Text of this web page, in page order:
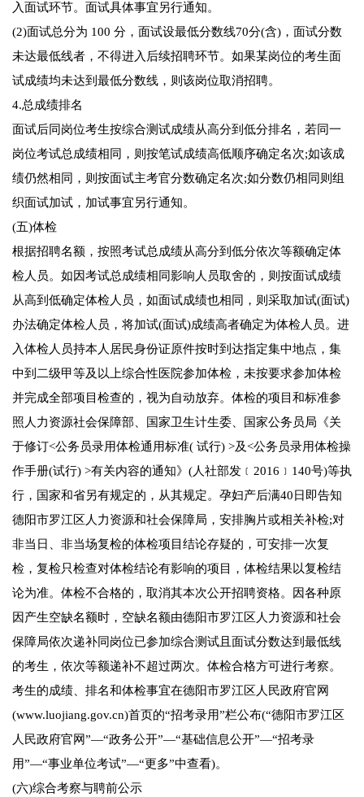
入面试环节。面试具体事宜另行通知。
(2)面试总分为 100 分，面试设最低分数线70分(含)，面试分数
未达最低线者，不得进入后续招聘环节。如果某岗位的考生面
试成绩均未达到最低分数线，则该岗位取消招聘。
4.总成绩排名
面试后同岗位考生按综合测试成绩从高分到低分排名，若同一
岗位考试总成绩相同，则按笔试成绩高低顺序确定名次;如该成
绩仍然相同，则按面试主考官分数确定名次;如分数仍相同则组
织面试加试，加试事宜另行通知。
(五)体检
根据招聘名额，按照考试总成绩从高分到低分依次等额确定体
检人员。如因考试总成绩相同影响人员取舍的，则按面试成绩
从高到低确定体检人员，如面试成绩也相同，则采取加试(面试)
办法确定体检人员，将加试(面试)成绩高者确定为体检人员。进
入体检人员持本人居民身份证原件按时到达指定集中地点，集
中到二级甲等及以上综合性医院参加体检，未按要求参加体检
并完成全部项目检查的，视为自动放弃。体检的项目和标准参
照人力资源社会保障部、国家卫生计生委、国家公务员局《关
于修订<公务员录用体检通用标准( 试行) >及<公务员录用体检操
作手册(试行) >有关内容的通知》(人社部发﹝2016﹞140号)等执
行，国家和省另有规定的，从其规定。孕妇产后满40日即告知
德阳市罗江区人力资源和社会保障局，安排胸片或相关补检;对
非当日、非当场复检的体检项目结论存疑的，可安排一次复
检，复检只检查对体检结论有影响的项目，体检结果以复检结
论为准。体检不合格的，取消其本次公开招聘资格。因各种原
因产生空缺名额时，空缺名额由德阳市罗江区人力资源和社会
保障局依次递补同岗位已参加综合测试且面试分数达到最低线
的考生，依次等额递补不超过两次。体检合格方可进行考察。
考生的成绩、排名和体检事宜在德阳市罗江区人民政府官网
(www.luojiang.gov.cn)首页的“招考录用”栏公布(“德阳市罗江区
人民政府官网”—“政务公开”—“基础信息公开”—“招考录
用”—“事业单位考试”—“更多”中查看)。
(六)综合考察与聘前公示